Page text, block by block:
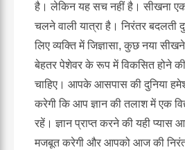
है। लेकिन यह सच नहीं है। सीखना
चलने वाली यात्रा है। निरंतर बदलती
लिए व्यक्ति में जिज्ञासा, कुछ नया
बेहतर पेशेवर के रूप में विकसित होने की
चाहिए। आपके आसपास की दुनिया
करेगी कि आप ज्ञान की तलाश में एक
रहें। ज्ञान प्राप्त करने की यही प्यास
मजबूत करेगी और आपको आज की